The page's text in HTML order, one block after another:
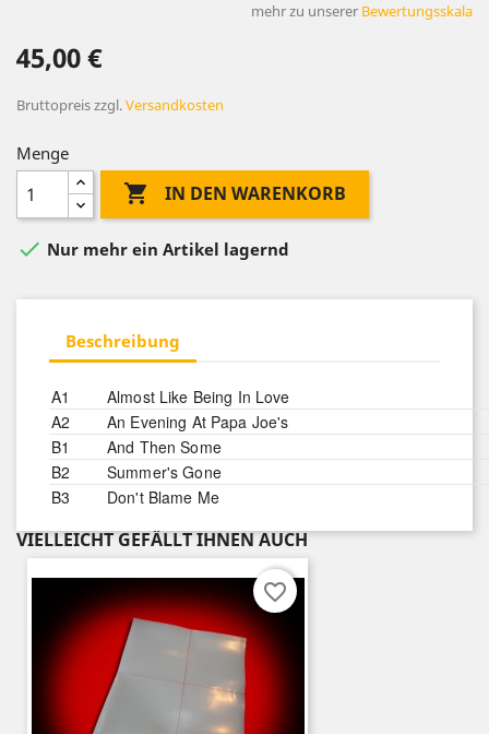
mehr zu unserer Bewertungsskala
45,00 €
Bruttopreiszzgl.Versandkosten
Menge
 IN DEN WARENKORB
 Nur mehr ein Artikel lagernd
Beschreibung
A1
Almost Like Being In Love
A2
An Evening At Papa Joe's
B1
And Then Some
B2
Summer's Gone
B3
Don't Blame Me
VIELLEICHT GEFÄLLT IHNEN AUCH
favorite_border